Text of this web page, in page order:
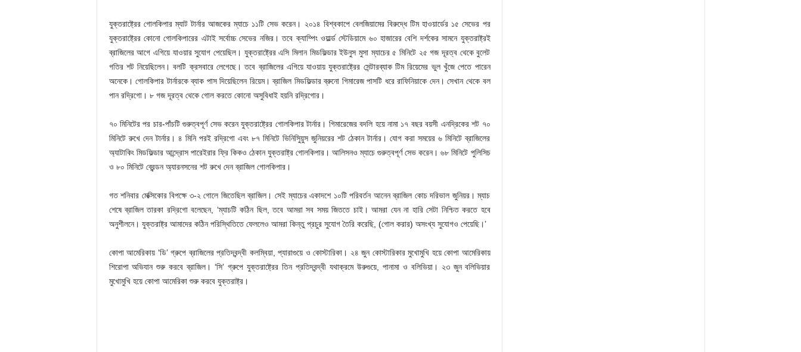
যুক্তরাষ্ট্রের গোলকিপার ম্যাট টার্নার আজকের ম্যাচে ১১টি সেভ করেন। ২০১৪ বিশ্বকাপে বেলজিয়ামের বিরুদ্ধে টিম হাওয়ার্ডের ১৫ সেভের পর
যুক্তরাষ্ট্রের কোনো গোলকিপারের এটাই সর্বোচ্চ সেভের নজির। তবে ক্যাম্পিং ওয়ার্ল্ড স্টেডিয়ামে ৬০ হাজারের বেশি দর্শকের সামনে যুক্তরাষ্ট্রই
ব্রাজিলের আগে এগিয়ে যাওয়ার সুযোগ পেয়েছিল। যুক্তরাষ্ট্রের এসি মিলান মিডফিল্ডার ইউনুস মুসা ম্যাচের ৫ মিনিটে ২৫ গজ দূরত্ব থেকে বুলেট
গতির শট নিয়েছিলেন। বলটি ক্রসবারে লেগেছে। তবে ব্রাজিলের এগিয়ে যাওয়ায় যুক্তরাষ্ট্রের সেন্টারব্যাক টিম রিয়েমের ভুল খুঁজে পেতে পারেন
অনেকে। গোলকিপার টার্নারকে ব্যাক পাস দিয়েছিলেন রিয়েম। ব্রাজিল মিডফিল্ডার ব্রুনো গিমারেজ পাসটি ধরে রাফিনিয়াকে দেন। সেখান থেকে বল
পান রদ্রিগো। ৮ গজ দূরত্ব থেকে গোল করতে কোনো অসুবিধাই হয়নি রদ্রিগোর।
৭০ মিনিটের পর চার-পাঁচটি গুরুত্বপূর্ণ সেভ করেন যুক্তরাষ্ট্রের গোলকিপার টার্নার। গিমারেজের বদলি হয়ে নামা ১৭ বছর বয়সী এনদ্রিকের শট ৭০
মিনিটে রুখে দেন টার্নার। ৪ মিনি পরই রদ্রিগো এবং ৮৭ মিনিটে ভিনিসিুয়ুস জুনিয়রের শট ঠেকান টার্নার। যোগ করা সময়ের ৬ মিনিটে ব্রাজিলের
অ্যাটাকিং মিডফিল্ডার আন্দ্রোস পারেইরার ফ্রি কিকও ঠেকান যুক্তরাষ্ট্র গোলকিপার। আলিসনও ম্যাচে গুরুত্বপূর্ণ সেভ করেন। ৬৮ মিনিটে পুলিসিচ
ও ৮০ মিনিটে ব্রেন্ডন অ্যারনসনের শট রুখে দেন ব্রাজিল গোলকিপার।
গত শনিবার মেক্সিকোর বিপক্ষে ৩-২ গোলে জিতেছিল ব্রাজিল। সেই ম্যাচের একাদশে ১০টি পরিবর্তন আনেন ব্রাজিল কোচ দরিভাল জুনিয়র। ম্যাচ
শেষে ব্রাজিল তারকা রদ্রিগো বলেছেন, ‘ম্যাচটি কঠিন ছিল, তবে আমরা সব সময় জিততে চাই। আমরা যেন না হারি সেটা নিশ্চিত করতে হবে
অনুশীলনে। যুক্তরাষ্ট্র আমাদের কঠিন পরিস্থিতিতে ফেললেও আমরা কিন্তু প্রচুর সুযোগ তৈরি করেছি, (গোল করার) অসংখ্য সুযোগও পেয়েছি।’
কোপা আমেরিকায় ‘ডি’ গ্রুপে ব্রাজিলের প্রতিদ্বন্দ্বী কলম্বিয়া, প্যারাগুয়ে ও কোস্টারিকা। ২৪ জুন কোস্টারিকার মুখোমুখি হয়ে কোপা আমেরিকায়
শিরোপা অভিযান শুরু করবে ব্রাজিল। ‘সি’ গ্রুপে যুক্তরাষ্ট্রের তিন প্রতিদ্বন্দ্বী যথাক্রমে উরুগুয়ে, পানামা ও বলিভিয়া। ২৩ জুন বলিভিয়ার
মুখোমুখি হয়ে কোপা আমেরিকা শুরু করবে যুক্তরাষ্ট্র।